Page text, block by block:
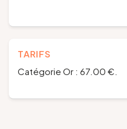
TARIFS
Catégorie Or : 67.00 €.